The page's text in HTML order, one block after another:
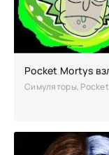
Pocket Mortys
Симуляторы, Pocket